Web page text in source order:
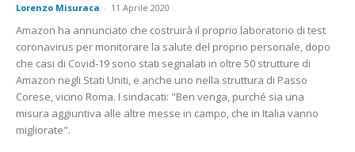
Lorenzo Misuraca - 11 Aprile 2020
Amazon ha annunciato che costruirà il proprio laboratorio di test
coronavirus per monitorare la salute del proprio personale, dopo
che casi di Covid-19 sono stati segnalati in oltre 50 strutture di
Amazon negli Stati Uniti, e anche uno nella struttura di Passo
Corese, vicino Roma. I sindacati: "Ben venga, purché sia una
misura aggiuntiva alle altre messe in campo, che in Italia vanno
migliorate".